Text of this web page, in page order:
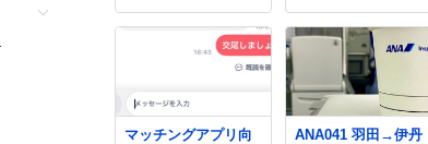
270°までなら広がら
ずに回転が可能なこ
とが証明された！”
い
愛は種族を超える！
い
マッチングアプリ向
ANA041 羽田→伊丹